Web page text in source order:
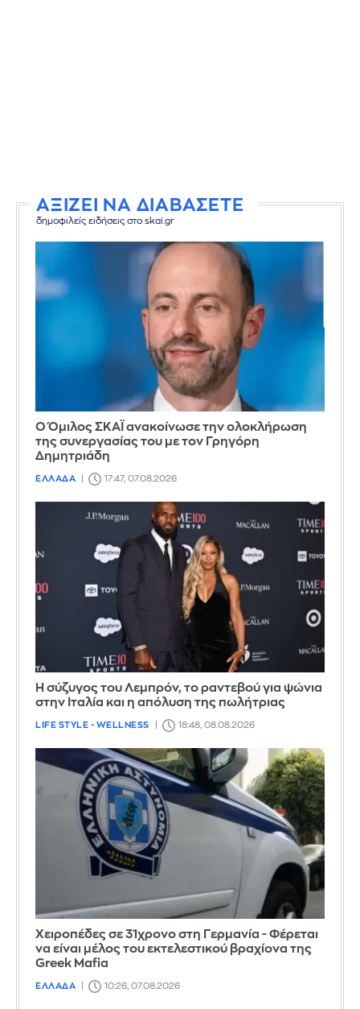
ΑΞΙΖΕΙ ΝΑ ΔΙΑΒΑΣΕΤΕ
δημοφιλείς ειδήσεις στο skai.gr
Ο Όμιλος ΣΚΑΪ ανακοίνωσε την ολοκλήρωση
της συνεργασίας του με τον Γρηγόρη
Δημητριάδη
ΕΛΛΑΔΑ 17:47, 07.08.2026
Η σύζυγος του Λεμπρόν, το ραντεβού για ψώνια
στην Ιταλία και η απόλυση της πωλήτριας
LIFE STYLE - WELLNESS 18:48, 08.08.2026
Χειροπέδες σε 31χρονο στη Γερμανία - Φέρεται
να είναι μέλος του εκτελεστικού βραχίονα της
Greek Mafia
ΕΛΛΑΔΑ 10:26, 07.08.2026